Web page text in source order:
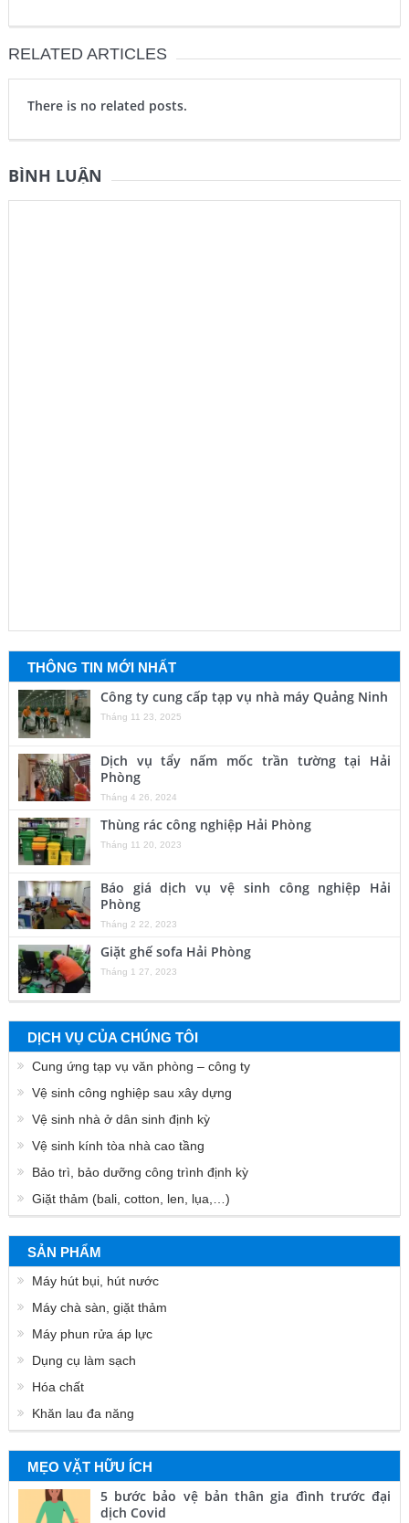
RELATED ARTICLES
There is no related posts.
BÌNH LUẬN
THÔNG TIN MỚI NHẤT
Công ty cung cấp tạp vụ nhà máy Quảng Ninh
Tháng 11 23, 2025
Dịch vụ tẩy nấm mốc trần tường tại Hải
Phòng
Tháng 4 26, 2024
Thùng rác công nghiệp Hải Phòng
Tháng 11 20, 2023
Báo giá dịch vụ vệ sinh công nghiệp Hải
Phòng
Tháng 2 22, 2023
Giặt ghế sofa Hải Phòng
Tháng 1 27, 2023
DỊCH VỤ CỦA CHÚNG TÔI
Cung ứng tạp vụ văn phòng – công ty
Vệ sinh công nghiệp sau xây dựng
Vệ sinh nhà ở dân sinh định kỳ
Vệ sinh kính tòa nhà cao tầng
Bảo trì, bảo dưỡng công trình định kỳ
Giặt thảm (bali, cotton, len, lụa,…)
SẢN PHẨM
Máy hút bụi, hút nước
Máy chà sàn, giặt thảm
Máy phun rửa áp lực
Dụng cụ làm sạch
Hóa chất
Khăn lau đa năng
MẸO VẶT HỮU ÍCH
5 bước bảo vệ bản thân gia đình trước đại
dịch Covid